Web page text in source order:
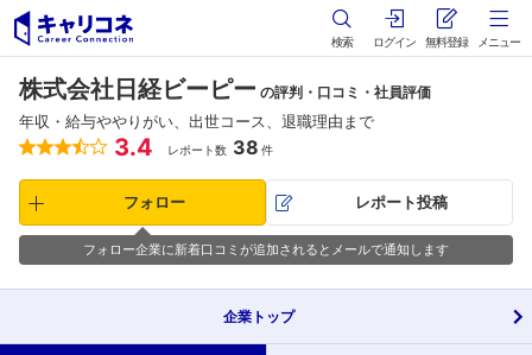
検索 ログイン 無料登録 メニュー
株式会社日経ビーピー の評判・口コミ・社員評価
年収・給与ややりがい、出世コース、退職理由まで
3.4 レポート数 38 件
フォロー レポート投稿
フォロー企業に新着口コミが追加されるとメールで通知します
企業 トップ